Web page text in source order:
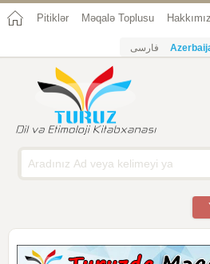
Pitiklər Məqalə Toplusu
فارسی